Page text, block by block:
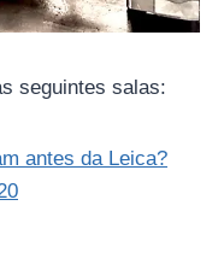
seguintes salas:
antes da Leica?